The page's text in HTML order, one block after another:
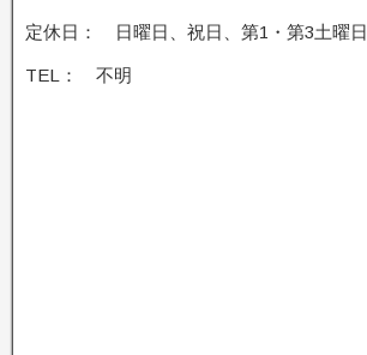
定休日： 日曜日、祝日、第1・第3土曜日
TEL： 不明